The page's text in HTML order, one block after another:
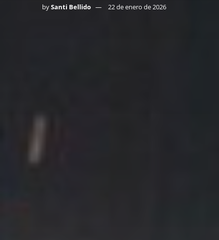
bySanti Bellido 22 de enero de 2026